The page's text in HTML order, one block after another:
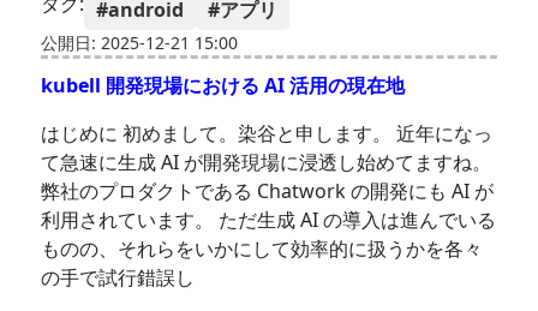
#android #アプリ
公開日: 2025-12-21 15:00
kubell 開発現場における AI 活用の現在地
はじめに 初めまして。染谷と申します。 近年になっ
て急速に生成 AI が開発現場に浸透し始めてますね。
弊社のプロダクトである Chatwork の開発にも AI が
利用されています。 ただ生成 AI の導入は進んでいる
ものの、それらをいかにして効率的に扱うかを各々
の手で試行錯誤し